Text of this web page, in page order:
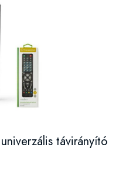
távirányító